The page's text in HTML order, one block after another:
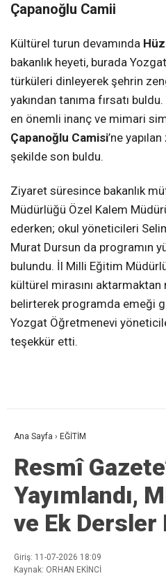
Çapanoğlu Camii
Kültürel turun devamında
bakanlık heyeti, burada
türküleri dinleyerek şehrin
yakından tanıma fırsatı
en önemli inanç ve mimari
Çapanoğlu Camisi’ne
şekilde son buldu.
Ziyaret süresince bakanlık
Müdürlüğü Özel Kalem
ederken; okul yöneticileri
Murat Dursun da programın
bulundu. İl Milli Eğitim
kültürel mirasını aktarmaktan
belirterek programda emeği
Yozgat Öğretmenevi
teşekkür etti.
Ana Sayfa › EĞİTİM
Resmî
Yayımlandı,
ve Ek Dersler
Giriş: 11-07-2026 18:09
Kaynak: ORHAN EKİNCİ